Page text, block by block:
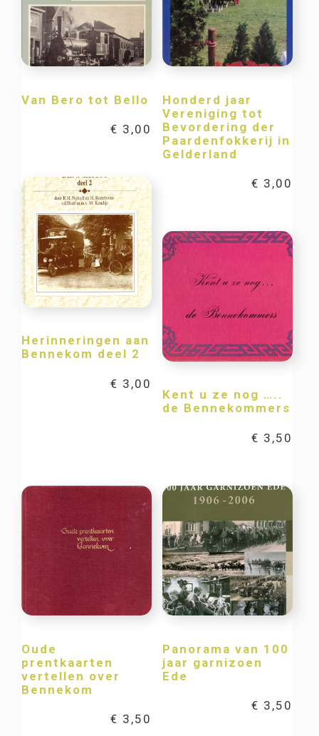
Van Bero tot Bello
€ 3,00
Honderd jaar
Vereniging tot
Bevordering der
Paardenfokkerij in
Gelderland
€ 3,00
Herinneringen aan
Bennekom deel 2
€ 3,00
Kent u ze nog …..
de Bennekommers
€ 3,50
Oude
prentkaarten
vertellen over
Bennekom
€ 3,50
Panorama van 100
jaar garnizoen
Ede
€ 3,50